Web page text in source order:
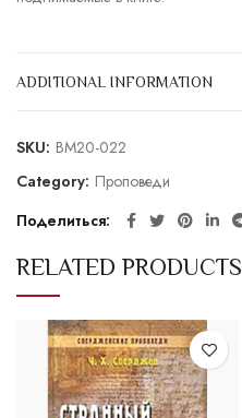
ADDITIONAL INFORMATION
SKU: BM20-022
Category: Проповеди
Поделиться
RELATED PRODUCTS